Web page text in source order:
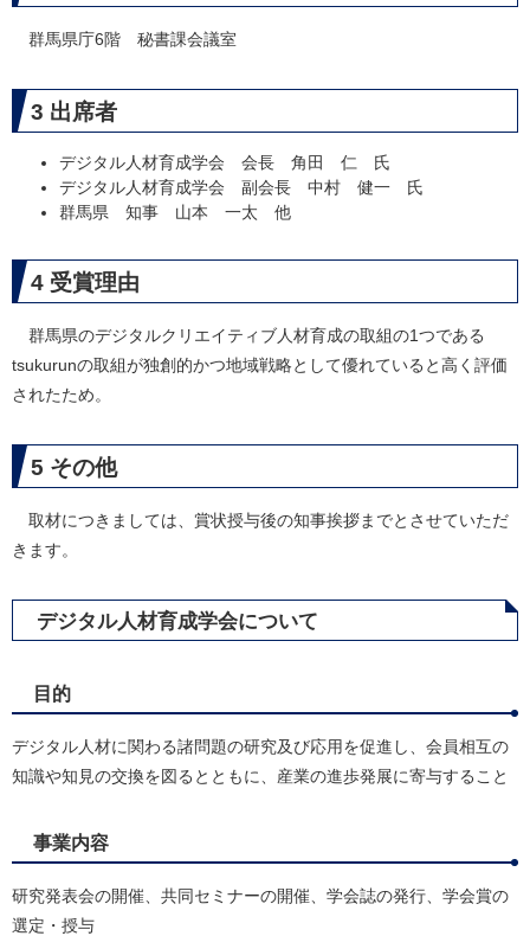
群馬県庁6階 秘書課会議室
3 出席者
デジタル人材育成学会 会長 角田 仁 氏
デジタル人材育成学会 副会長 中村 健一 氏
群馬県 知事 山本 一太 他
4 受賞理由
群馬県のデジタルクリエイティブ人材育成の取組の1つである
tsukurunの取組が独創的かつ地域戦略として優れていると高く評価
されたため。
5 その他
取材につきましては、賞状授与後の知事挨拶までとさせていただ
きます。
デジタル人材育成学会について
目的
デジタル人材に関わる諸問題の研究及び応用を促進し、会員相互の
知識や知見の交換を図るとともに、産業の進歩発展に寄与すること
事業内容
研究発表会の開催、共同セミナーの開催、学会誌の発行、学会賞の
選定・授与